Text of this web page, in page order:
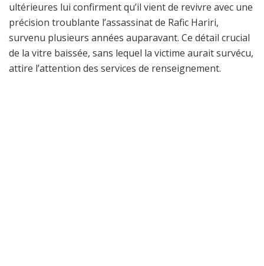
ultérieures lui confirment qu’il vient de revivre avec une
précision troublante l’assassinat de Rafic Hariri,
survenu plusieurs années auparavant. Ce détail crucial
de la vitre baissée, sans lequel la victime aurait survécu,
attire l’attention des services de renseignement.